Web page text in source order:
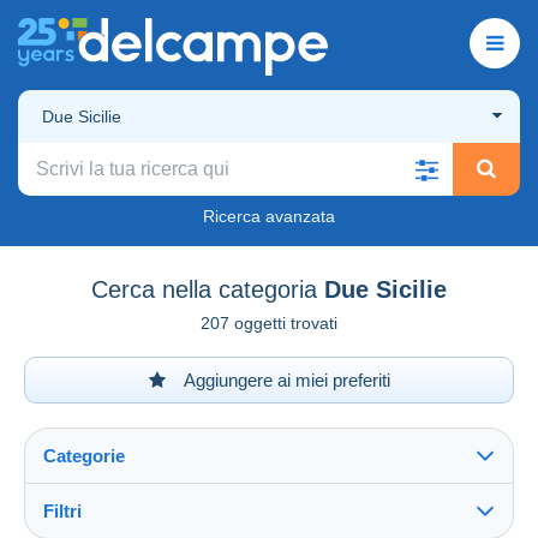
Due Sicilie
Ricerca avanzata
Cerca nella categoria Due Sicilie
207 oggetti trovati
Aggiungere ai miei preferiti
Categorie
Filtri